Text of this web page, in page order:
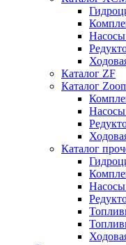
Насосы
Каталог ZF
Каталог
Насосы
Каталог
Насосы